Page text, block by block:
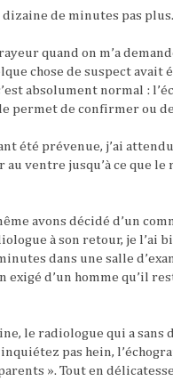
dizaine de minutes pas plus.
quand on m’a
chose de suspect
absolument normal :
permet de confirmer ou
été prévenue, j’ai
au ventre jusqu’à ce que
avons décidé d’un
à son retour, je l’ai
dans une salle
d’un homme qu’il
le radiologue qui a
pas hein,
». Tout en